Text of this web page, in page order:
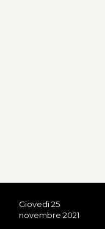
Giovedì 25
novembre 2021